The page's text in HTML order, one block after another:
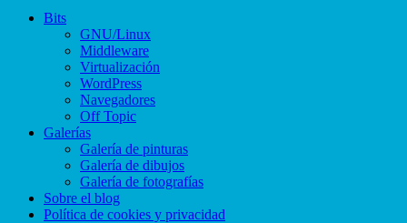
Bits
GNU/Linux
Middleware
Virtualización
WordPress
Navegadores
Off Topic
Galerías
Galería de pinturas
Galería de dibujos
Galería de fotografías
Sobre el blog
Política de cookies y privacidad